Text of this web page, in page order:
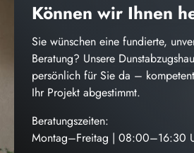
Können wir Ihnen
Sie wünschen eine fundierte,
Beratung? Unsere
persönlich für Sie da –
Ihr Projekt abgestimmt.
Beratungszeiten:
Montag–Freitag | 08:00–16:30